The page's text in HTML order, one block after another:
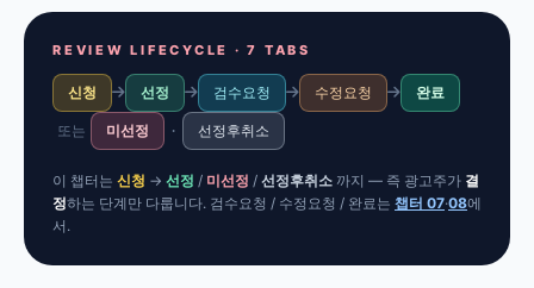
REVIEW LIFECYCLE · 7 TABS
신청 선정 검수요청 수정요청 완료
또는 미선정 · 선정후취소
이 챕터는 신청 → 선정 / 미선정 / 선정후취소 까지 — 즉 광고주가 결
정하는 단계만 다룹니다. 검수요청 / 수정요청 / 완료는 챕터 07·08에
서.